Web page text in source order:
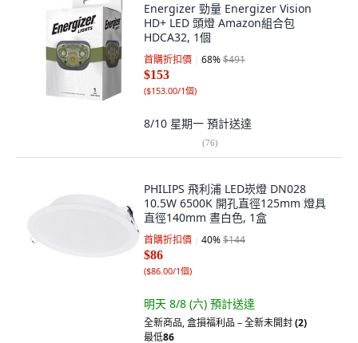
Energizer 勁量 Energizer Vision
HD+ LED 頭燈 Amazon組合包
HDCA32, 1個
首購折扣價 68%$491
$153
($153.00/1個)
8/10 星期一 預計送達
(76)
PHILIPS 飛利浦 LED崁燈 DN028
10.5W 6500K 開孔直徑125mm 燈具
直徑140mm 晝白色, 1盒
首購折扣價 40%$144
$86
($86.00/1個)
明天 8/8 (六) 預計送達
全新商品,盒損福利品 – 全新未開封(2)
最低86